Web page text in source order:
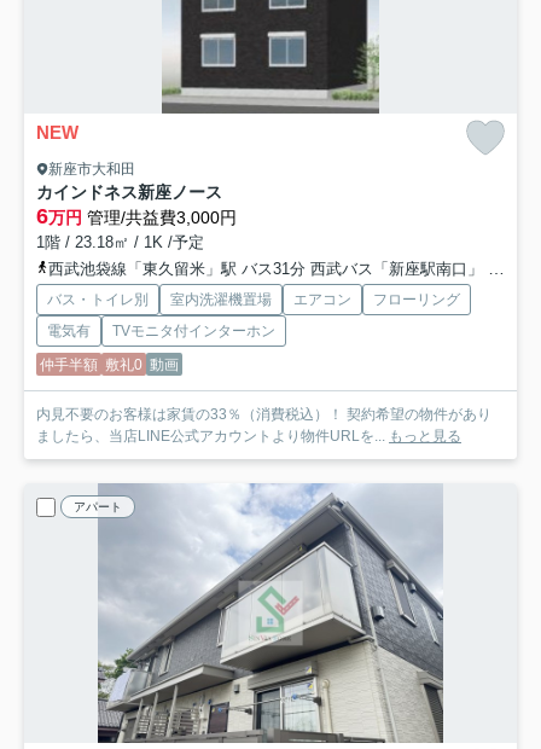
NEW
新座市大和田
カインドネス新座ノース
6万円 管理/共益費3,000円
1階 / 23.18㎡ / 1K /予定
西武池袋線「東久留米」駅 バス31分 西武バス「新座駅南口」 停歩8分
バス・トイレ別 室内洗濯機置場 エアコン
フローリング
電気有
TVモニタ付インターホン
仲手半額 敷礼0 動画
内見不要のお客様は家賃の33％（消費税込）！ 契約希望の物件があり
ましたら、当店LINE公式アカウントより物件URLを...
もっと見る
アパート